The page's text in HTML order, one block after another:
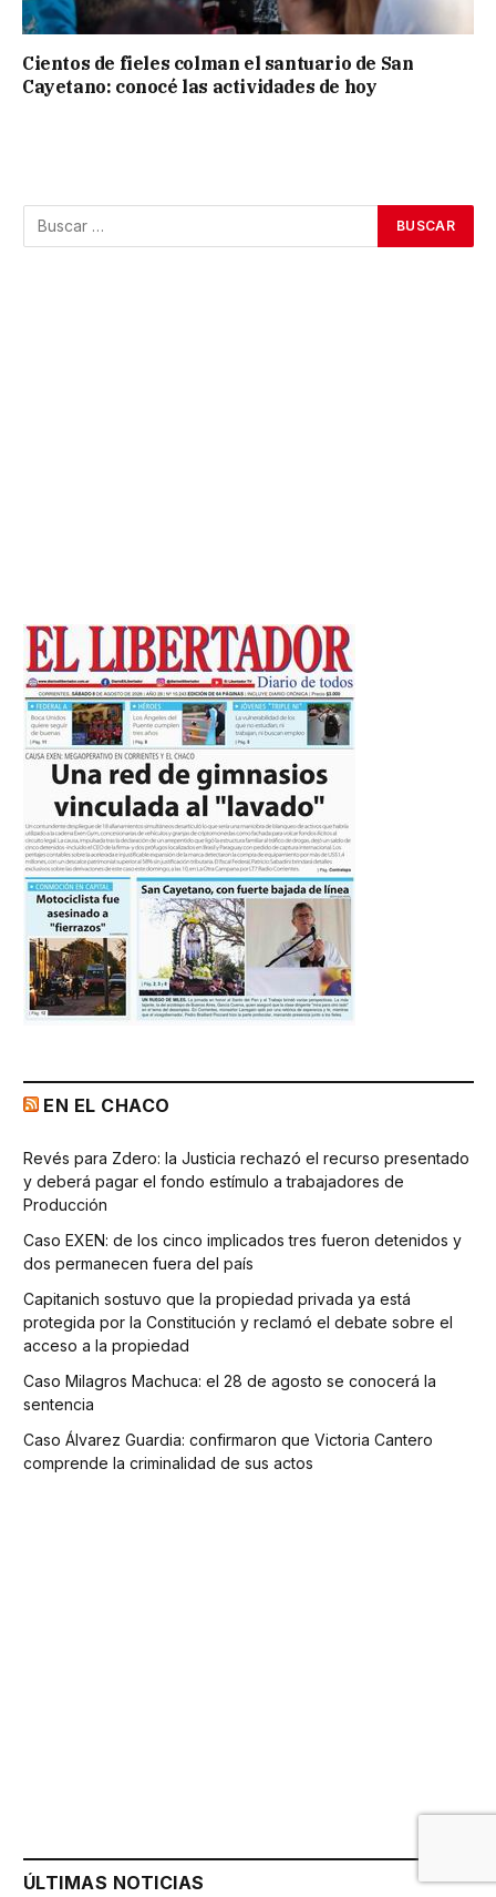
Cientos de fieles colman el santuario de San
Cayetano: conocé las actividades de hoy
EN EL CHACO
Revés para Zdero: la Justicia rechazó el recurso presentado
y deberá pagar el fondo estímulo a trabajadores de
Producción
Caso EXEN: de los cinco implicados tres fueron detenidos y
dos permanecen fuera del país
Capitanich sostuvo que la propiedad privada ya está
protegida por la Constitución y reclamó el debate sobre el
acceso a la propiedad
Caso Milagros Machuca: el 28 de agosto se conocerá la
sentencia
Caso Álvarez Guardia: confirmaron que Victoria Cantero
comprende la criminalidad de sus actos
ÚLTIMAS NOTICIAS